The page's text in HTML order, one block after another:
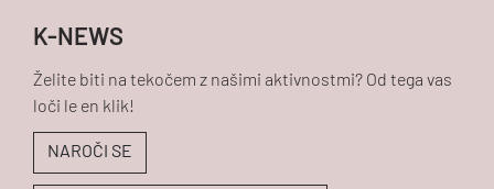
K-NEWS
Želite biti na tekočem z našimi aktivnostmi? Od tega vas
loči le en klik!
NAROČI SE